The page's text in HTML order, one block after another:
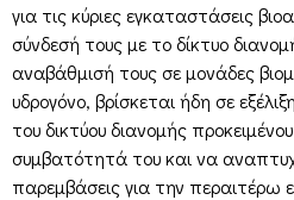
για τις κύριες εγκαταστάσεις
σύνδεσή τους με το δίκτυο
αναβάθμισή τους σε μονάδες
υδρογόνο, βρίσκεται ήδη σε
του δικτύου διανομής
συμβατότητά του και να
παρεμβάσεις για την περαιτέρω